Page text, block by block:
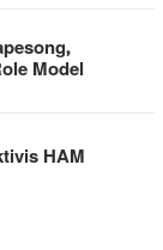
Model
HAM